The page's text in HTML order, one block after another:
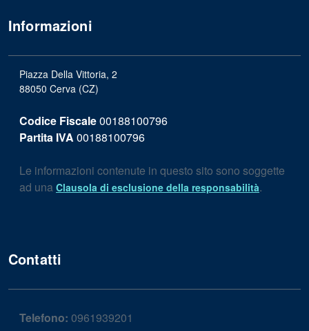
Informazioni
Piazza Della Vittoria, 2
88050 Cerva (CZ)
Codice Fiscale00188100796
Partita IVA 00188100796
Le informazioni contenute in questo sito sono soggette
ad una Clausola di esclusione della responsabilità.
Contatti
Telefono: 0961939201